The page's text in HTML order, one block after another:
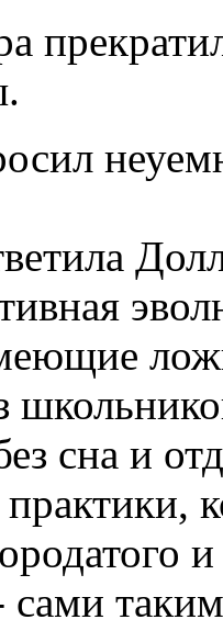
сна и